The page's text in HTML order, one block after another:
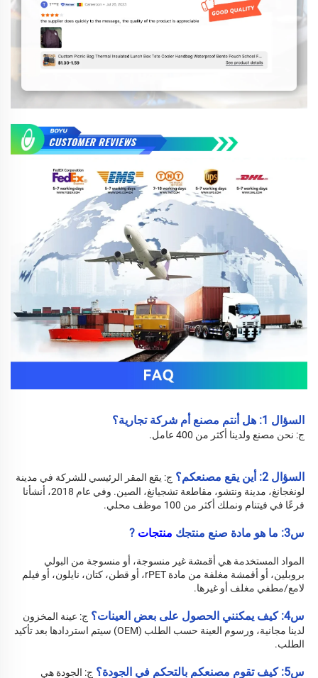
السؤال 1: هل أنتم مصنع أم شركة تجارية؟
ج: نحن مصنع ولدينا أكثر من 400 عامل.
السؤال 2: أين يقع مصنعكم؟ ج:
فرعًا في فيتنام ونملك أكثر من 100 موظف محلي.
س3: ما هو مادة صنع منتجك منتجات ?
لامع/مطفي مغلف أو غيرها.
س4: كيف يمكنني الحصول على بعض العينات؟
الطلب.
س5: كيف تقوم مصنعكم بالتحكم في الجودة؟